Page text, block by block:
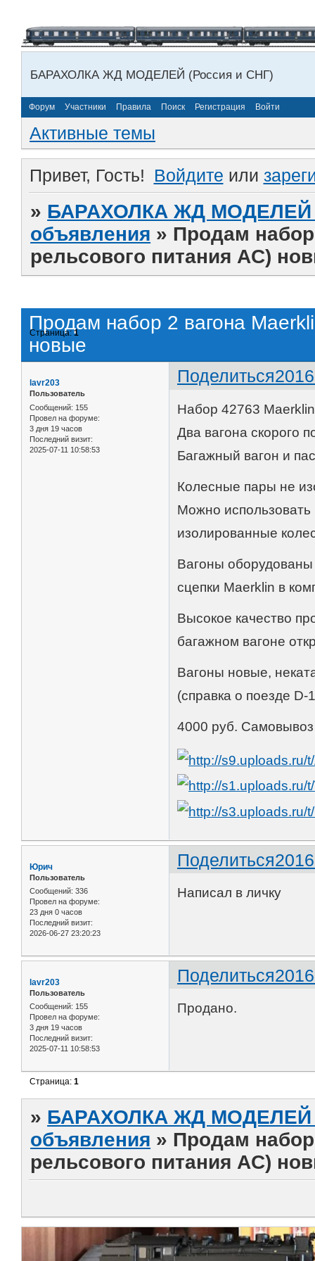
БАРАХОЛКА ЖД МОДЕЛЕЙ (Россия и СНГ)
Форум Участники Правила Поиск Регистрация Войти
Активные темы
Привет, Гость! Войдите или
» БАРАХОЛКА ЖД МОДЕЛЕЙ
объявления » Продам
рельсового питания AC)
Продам набор 2 вагона
новые
Страница:1
Поделиться
lavr203
Пользователь
Сообщений: 155
Провел на форуме:
3 дня 19 часов
Последний визит:
2025-07-11 10:58:53
Набор 42763 Maerklin
Два вагона скорого
Багажный вагон и
Колесные пары не
Можно использовать
изолированные
Вагоны
сцепки Maerklin в
Высокое качество
багажном вагоне
Вагоны новые,
(справка о поезде D-
4000 руб.
Поделиться
Юрич
Пользователь
Сообщений: 336
Провел на форуме:
23 дня 0 часов
Последний визит:
2026-06-27 23:20:23
Написал в личку
Поделиться
lavr203
Пользователь
Сообщений: 155
Провел на форуме:
3 дня 19 часов
Последний визит:
2025-07-11 10:58:53
Продано.
Страница:1
» БАРАХОЛКА ЖД МОДЕЛЕЙ
объявления » Продам
рельсового питания AC)